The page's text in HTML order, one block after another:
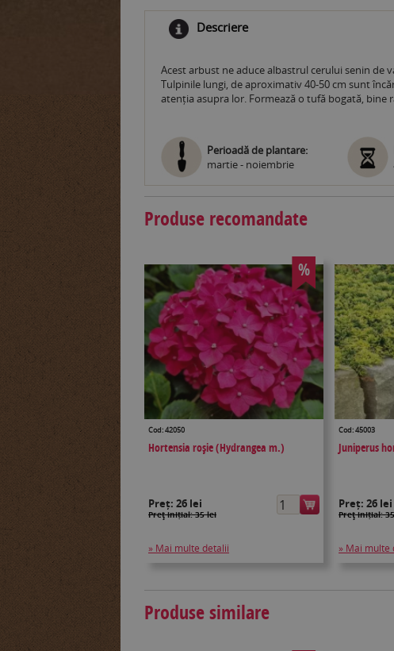
Descriere
Acest arbust ne aduce albastrul cerului senin de
Tulpinile lungi, de aproximativ 40-50 cm sunt
atenția asupra lor. Formează o tufă bogată,
Perioadă de plantare:
martie - noiembrie
Produse recomandate
%
Cod: 42050
Hortensia roşie (Hydrangea m.)
Preț: 26 lei
Preţ inițial: 35 lei
» Mai multe detalii
Cod: 45003
Juniperus
Preț:26 lei
Preţ inițial:
» Mai multe
Produse similare